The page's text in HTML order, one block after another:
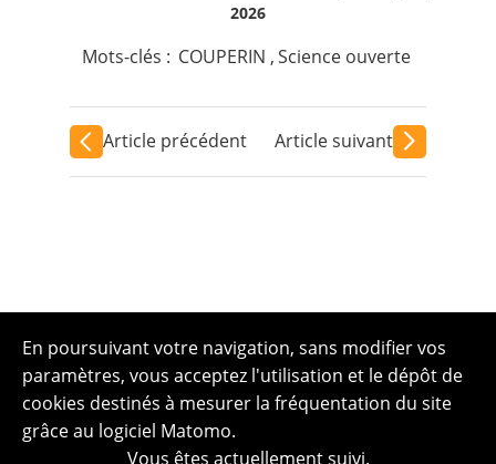
2026
Mots-clés : COUPERIN ,Science ouverte
Article précédent Article suivant
En poursuivant votre navigation, sans modifier vos
paramètres, vous acceptez l'utilisation et le dépôt de
cookies destinés à mesurer la fréquentation du site
grâce au logiciel Matomo.
Vous êtes actuellement suivi.